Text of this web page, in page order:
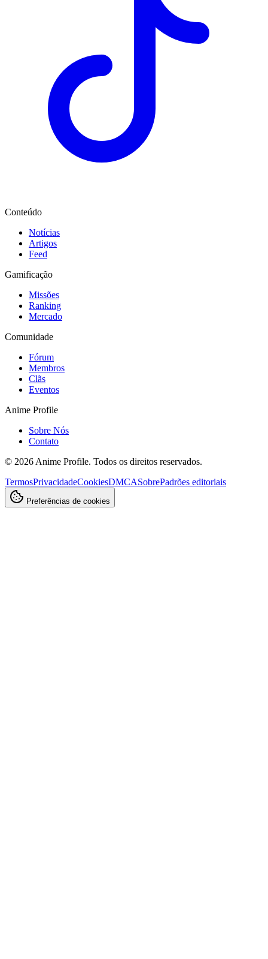
Conteúdo
Notícias
Artigos
Feed
Gamificação
Missões
Ranking
Mercado
Comunidade
Fórum
Membros
Clãs
Eventos
Anime Profile
Sobre Nós
Contato
© 2026 Anime Profile. Todos os direitos reservados.
TermosPrivacidadeCookiesDMCASobrePadrões editoriais
Preferências de cookies